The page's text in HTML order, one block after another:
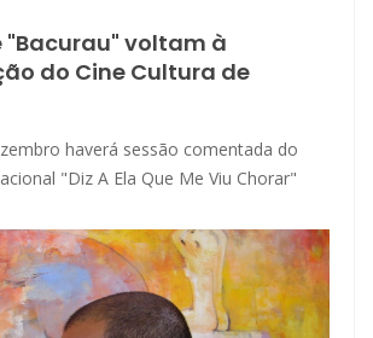
"Bacurau" voltam à
do Cine Cultura de
haverá sessão comentada do
"Diz A Ela Que Me Viu Chorar"